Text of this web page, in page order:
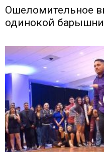
Ошеломительное
одинокой барышни